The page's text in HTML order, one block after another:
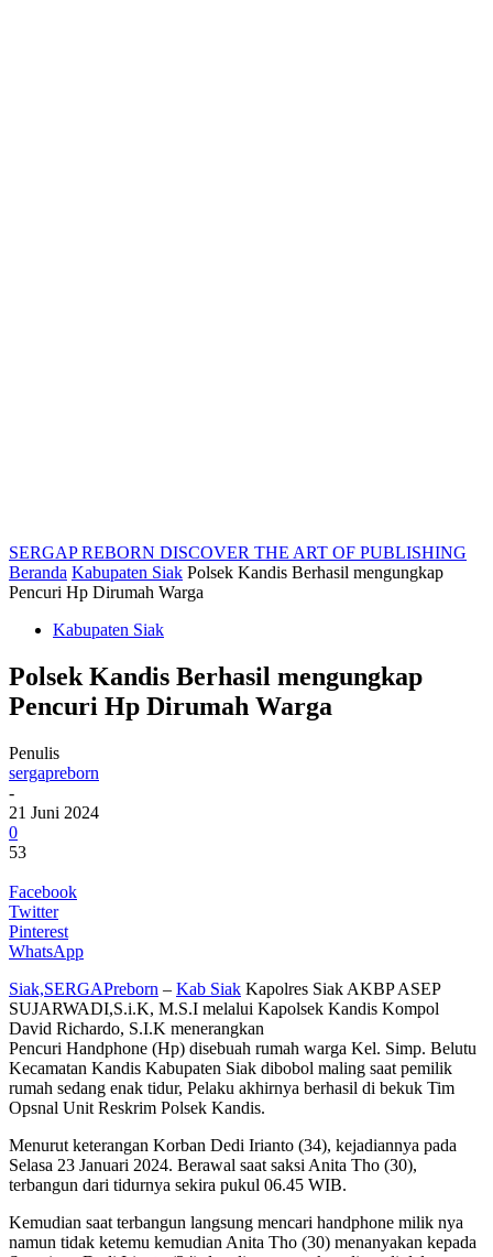
SERGAP REBORN DISCOVER THE ART OF PUBLISHING
Beranda Kabupaten Siak Polsek Kandis Berhasil mengungkap
Pencuri Hp Dirumah Warga
Kabupaten Siak
Polsek Kandis Berhasil mengungkap
Pencuri Hp Dirumah Warga
Penulis
sergapreborn
-
21 Juni 2024
0
53
Facebook
Twitter
Pinterest
WhatsApp
Siak,SERGAPreborn – Kab Siak Kapolres Siak AKBP ASEP
SUJARWADI,S.i.K, M.S.I melalui Kapolsek Kandis Kompol
David Richardo, S.I.K menerangkan
Pencuri Handphone (Hp) disebuah rumah warga Kel. Simp. Belutu
Kecamatan Kandis Kabupaten Siak dibobol maling saat pemilik
rumah sedang enak tidur, Pelaku akhirnya berhasil di bekuk Tim
Opsnal Unit Reskrim Polsek Kandis.
Menurut keterangan Korban Dedi Irianto (34), kejadiannya pada
Selasa 23 Januari 2024. Berawal saat saksi Anita Tho (30),
terbangun dari tidurnya sekira pukul 06.45 WIB.
Kemudian saat terbangun langsung mencari handphone milik nya
namun tidak ketemu kemudian Anita Tho (30) menanyakan kepada